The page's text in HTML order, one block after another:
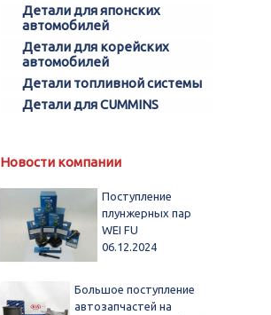
Детали для японских
автомобилей
Детали для корейских
автомобилей
Детали топливной системы
Детали для CUMMINS
Новости компании
Поступление
плунжерных пар
WEI FU
06.12.2024
Большое поступление
автозапчастей на